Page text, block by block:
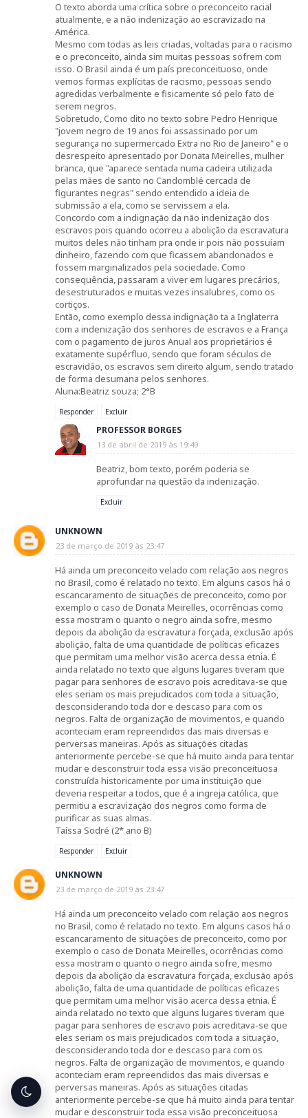
O texto aborda uma crítica sobre o preconceito racial
atualmente, e a não indenização ao escravizado na
América.
Mesmo com todas as leis criadas, voltadas para o racismo
e o preconceito, ainda sim muitas pessoas sofrem com
isso. O Brasil ainda é um país preconceituoso, onde
vemos formas explícitas de racismo, pessoas sendo
agredidas verbalmente e fisicamente só pelo fato de
serem negros.
Sobretudo, Como dito no texto sobre Pedro Henrique
"jovem negro de 19 anos foi assassinado por um
segurança no supermercado Extra no Rio de Janeiro" e o
desrespeito apresentado por Donata Meirelles, mulher
branca, que "aparece sentada numa cadeira utilizada
pelas mães de santo no Candomblé cercada de
figurantes negras" sendo entendido a ideia de
submissão a ela, como se servissem a ela.
Concordo com a indignação da não indenização dos
escravos pois quando ocorreu a abolição da escravatura
muitos deles não tinham pra onde ir pois não possuíam
dinheiro, fazendo com que ficassem abandonados e
fossem marginalizados pela sociedade. Como
consequência, passaram a viver em lugares precários,
desestruturados e muitas vezes insalubres, como os
cortiços.
Então, como exemplo dessa indignação ta a Inglaterra
com a indenização dos senhores de escravos e a França
com o pagamento de juros Anual aos proprietários é
exatamente supérfluo, sendo que foram séculos de
escravidão, os escravos sem direito algum, sendo tratado
de forma desumana pelos senhores.
Aluna:Beatriz souza; 2°B
Responder Excluir
PROFESSOR BORGES
13 de abril de 2019 às 19:49
Beatriz, bom texto, porém poderia se
aprofundar na questão da indenização.
Excluir
UNKNOWN
23 de março de 2019 às 23:47
Há ainda um preconceito velado com relação aos negros
no Brasil, como é relatado no texto. Em alguns casos há o
escancaramento de situações de preconceito, como por
exemplo o caso de Donata Meirelles, ocorrências como
essa mostram o quanto o negro ainda sofre, mesmo
depois da abolição da escravatura forçada, exclusão após
abolição, falta de uma quantidade de políticas eficazes
que permitam uma melhor visão acerca dessa etnia. É
ainda relatado no texto que alguns lugares tiveram que
pagar para senhores de escravo pois acreditava-se que
eles seriam os mais prejudicados com toda a situação,
desconsiderando toda dor e descaso para com os
negros. Falta de organização de movimentos, e quando
aconteciam eram repreendidos das mais diversas e
perversas maneiras. Após as situações citadas
anteriormente percebe-se que há muito ainda para tentar
mudar e desconstruir toda essa visão preconceituosa
construída historicamente por uma instituição que
deveria respeitar a todos, que é a ingreja católica, que
permitiu a escravização dos negros como forma de
purificar as suas almas.
Taíssa Sodré (2* ano B)
Responder Excluir
UNKNOWN
23 de março de 2019 às 23:47
Há ainda um preconceito velado com relação aos negros
no Brasil, como é relatado no texto. Em alguns casos há o
escancaramento de situações de preconceito, como por
exemplo o caso de Donata Meirelles, ocorrências como
essa mostram o quanto o negro ainda sofre, mesmo
depois da abolição da escravatura forçada, exclusão após
abolição, falta de uma quantidade de políticas eficazes
que permitam uma melhor visão acerca dessa etnia. É
ainda relatado no texto que alguns lugares tiveram que
pagar para senhores de escravo pois acreditava-se que
eles seriam os mais prejudicados com toda a situação,
desconsiderando toda dor e descaso para com os
negros. Falta de organização de movimentos, e quando
aconteciam eram repreendidos das mais diversas e
perversas maneiras. Após as situações citadas
anteriormente percebe-se que há muito ainda para tentar
mudar e desconstruir toda essa visão preconceituosa